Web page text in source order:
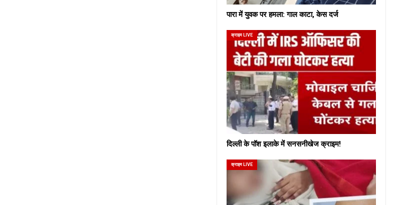
पारा में युवक पर हमला: गाल काटा, केस दर्ज
क्राइम LIVE
दिल्ली के पॉश इलाके में सनसनीखेज क्राइम!
क्राइम LIVE